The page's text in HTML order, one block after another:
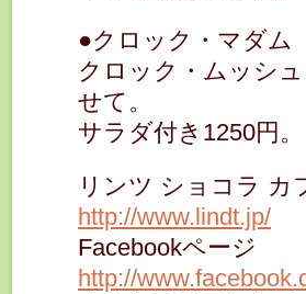
●クロック・マダム
クロック・ムッシ
せて。
サラダ付き1250円。
リンツ ショコラ カ
http://www.lindt.jp/
Facebookページ
http://